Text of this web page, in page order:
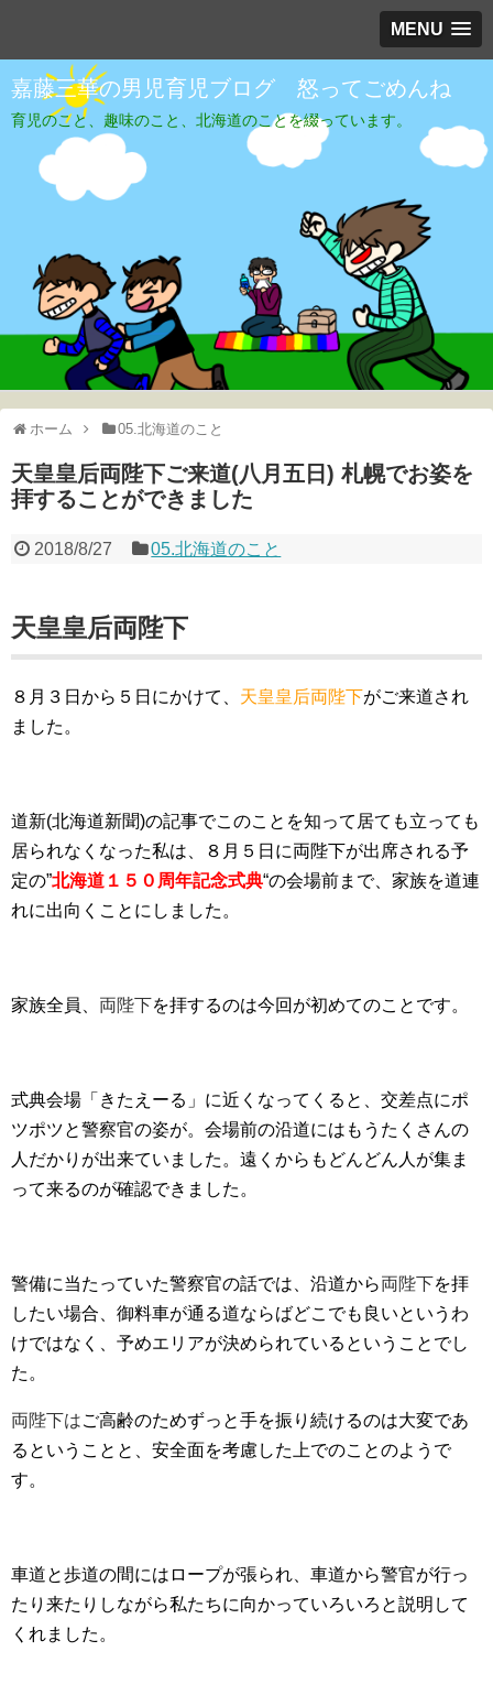
MENU
嘉藤三華の男児育児ブログ 怒ってごめんね
育児のこと、趣味のこと、北海道のことを綴っています。
ホーム 05.北海道のこと
天皇皇后両陛下ご来道(八月五日) 札幌でお姿を
拝することができました
2018/8/27 05.北海道のこと
天皇皇后両陛下
８月３日から５日にかけて、 天皇皇后両陛下がご来道され
ました。
道新(北海道新聞)の記事でこのことを知って居ても立っても
居られなくなった私は、８月５日に両陛下が出席される予
定の”北海道１５０周年記念式典“の会場前まで、家族を道連
れに出向くことにしました。
家族全員、 両陛下を拝するのは今回が初めてのことです。
式典会場「きたえーる」に近くなってくると、交差点にポ
ツポツと警察官の姿が。会場前の沿道にはもうたくさんの
人だかりが出来ていました。遠くからもどんどん人が集ま
って来るのが確認できました。
警備に当たっていた警察官の話では、沿道から両陛下を拝
したい場合、御料車が通る道ならばどこでも良いというわ
けではなく、予めエリアが決められているということでし
た。
両陛下はご高齢のためずっと手を振り続けるのは大変であ
るということと、安全面を考慮した上でのことのようで
す。
車道と歩道の間にはロープが張られ、車道から警官が行っ
たり来たりしながら私たちに向かっていろいろと説明して
くれました。